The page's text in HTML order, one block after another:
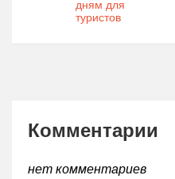
дням для
туристов
Комментарии
нет комментариев